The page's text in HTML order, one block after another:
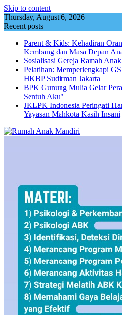
Skip to content
Thursday, August 6, 2026
Recent posts
Parent & Kids: Kehadiran
Kembang dan Masa Depan
Sosialisasi Gereja Ramah
Pelatihan: Memperlengkapi
HKBP Sudirman Jakarta
BPK Gunung Mulia Gelar
Sentuh Aku"
JKLPK Indonesia Peringati
Yayasan Mahkota Kasih Insani